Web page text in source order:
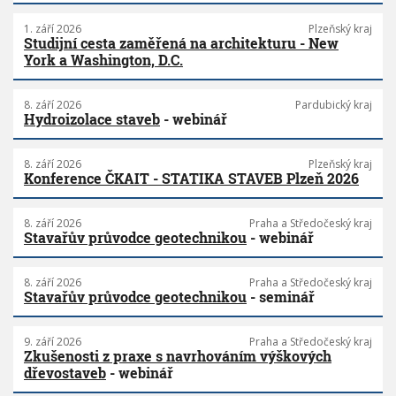
1. září 2026 Plzeňský kraj
Studijní cesta zaměřená na architekturu - New
York a Washington, D.C.
8. září 2026 Pardubický kraj
Hydroizolace staveb - webinář
8. září 2026 Plzeňský kraj
Konference ČKAIT - STATIKA STAVEB Plzeň 2026
8. září 2026 Praha a Středočeský kraj
Stavařův průvodce geotechnikou - webinář
8. září 2026 Praha a Středočeský kraj
Stavařův průvodce geotechnikou - seminář
9. září 2026 Praha a Středočeský kraj
Zkušenosti z praxe s navrhováním výškových
dřevostaveb - webinář